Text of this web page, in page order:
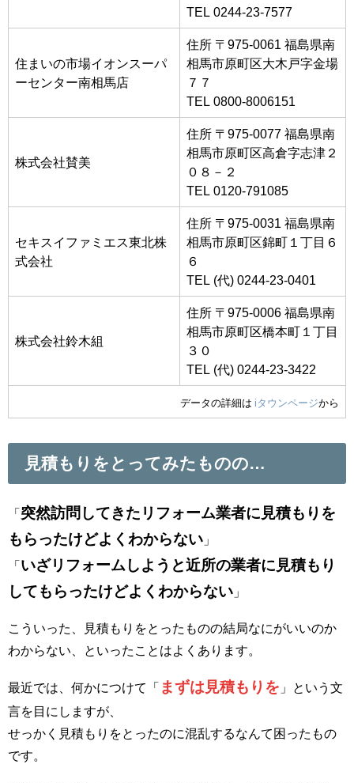
TEL 0244-23-7577
住まいの市場イオンスーパ
ーセンター南相馬店
住所 〒975-0061 福島県南
相馬市原町区大木戸字金場
７７
TEL 0800-8006151
株式会社賛美
住所 〒975-0077 福島県南
相馬市原町区高倉字志津２
０８－２
TEL 0120-791085
セキスイファミエス東北株
式会社
住所 〒975-0031 福島県南
相馬市原町区錦町１丁目６
６
TEL (代) 0244-23-0401
株式会社鈴木組
住所 〒975-0006 福島県南
相馬市原町区橋本町１丁目
３０
TEL (代) 0244-23-3422
データの詳細は iタウンページから
見積もりをとってみたものの…
「 突然訪問してきたリフォーム業者に見積もりを
もらったけどよくわからない 」
「 いざリフォームしようと近所の業者に見積もり
してもらったけどよくわからない 」
こういった、見積もりをとったものの結局なにがいいのか
わからない、といったことはよくあります。
最近では、何かにつけて「 まずは見積もりを 」という文
言を目にしますが、
せっかく見積もりをとったのに混乱するなんて困ったもの
です。